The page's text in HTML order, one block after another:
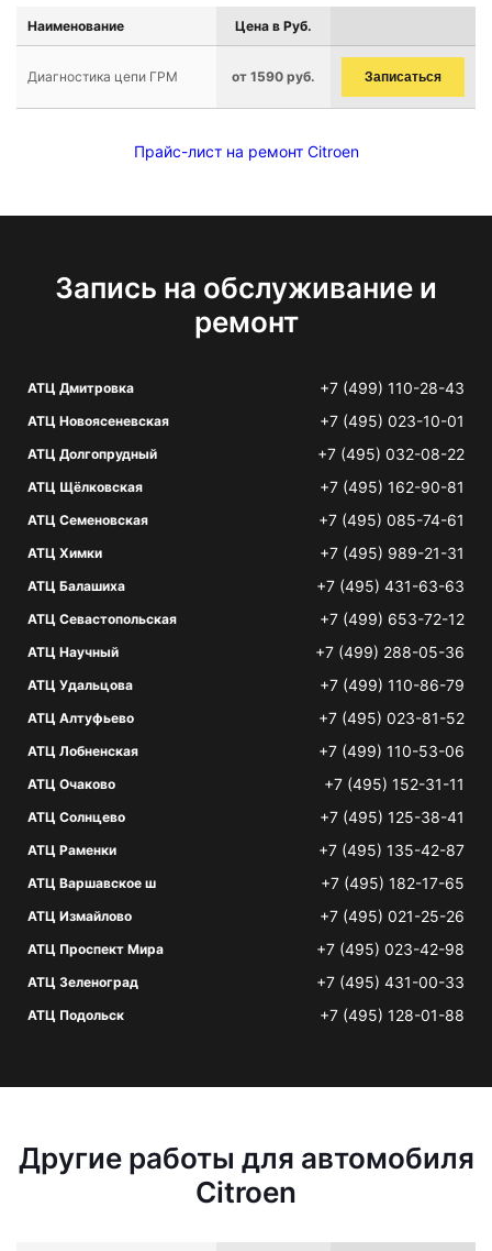
Наименование Цена в Руб.
Диагностика цепи ГРМ от 1590 руб. Записаться
Прайс-лист на ремонт Citroen
Запись на обслуживание и
ремонт
АТЦ Дмитровка +7 (499) 110-28-43
АТЦ Новоясеневская +7 (495) 023-10-01
АТЦ Долгопрудный +7 (495) 032-08-22
АТЦ Щёлковская +7 (495) 162-90-81
АТЦ Семеновская +7 (495) 085-74-61
АТЦ Химки +7 (495) 989-21-31
АТЦ Балашиха +7 (495) 431-63-63
АТЦ Севастопольская +7 (499) 653-72-12
АТЦ Научный +7 (499) 288-05-36
АТЦ Удальцова +7 (499) 110-86-79
АТЦ Алтуфьево +7 (495) 023-81-52
АТЦ Лобненская +7 (499) 110-53-06
АТЦ Очаково +7 (495) 152-31-11
АТЦ Солнцево +7 (495) 125-38-41
АТЦ Раменки +7 (495) 135-42-87
АТЦ Варшавское ш +7 (495) 182-17-65
АТЦ Измайлово +7 (495) 021-25-26
АТЦ Проспект Мира +7 (495) 023-42-98
АТЦ Зеленоград +7 (495) 431-00-33
АТЦ Подольск +7 (495) 128-01-88
Другие работы для автомобиля
Citroen